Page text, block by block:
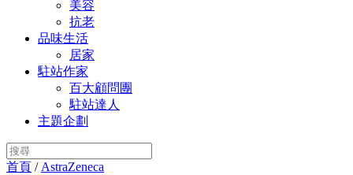
美容
抗老
品味生活
居家
駐站作家
百大顧問團
駐站達人
主題企劃
首頁 / AstraZeneca